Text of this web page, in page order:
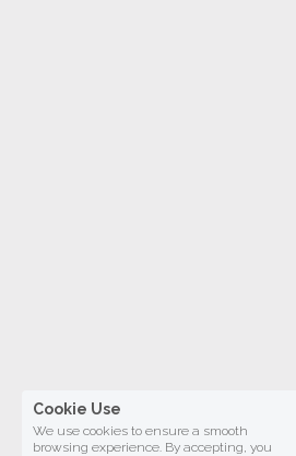
Cookie Use
We use cookies to ensure a smooth
browsing experience. By accepting, you